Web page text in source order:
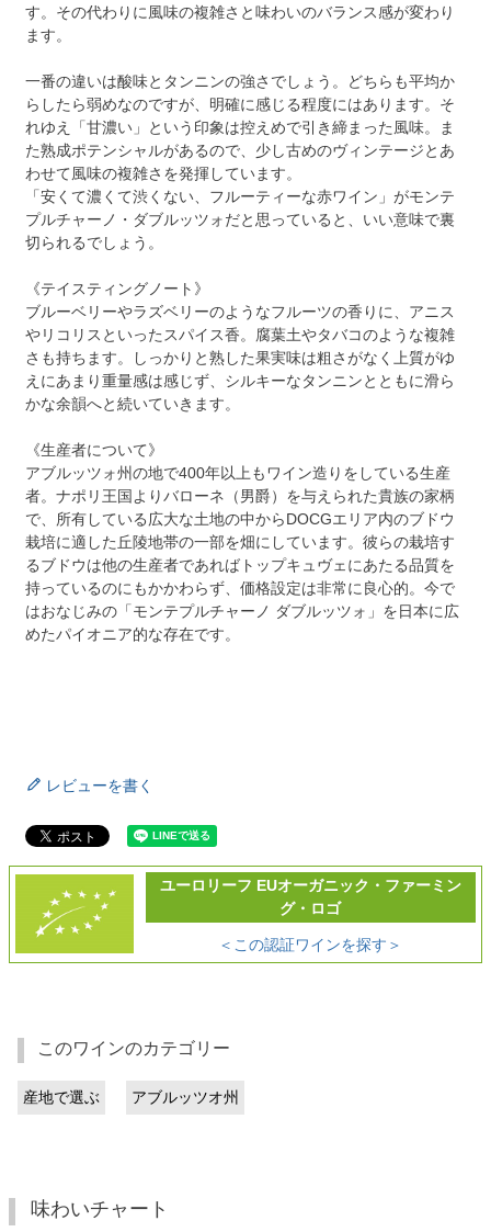
す。その代わりに風味の複雑さと味わいのバランス感が変わり
ます。
一番の違いは酸味とタンニンの強さでしょう。どちらも平均か
らしたら弱めなのですが、明確に感じる程度にはあります。そ
れゆえ「甘濃い」という印象は控えめで引き締まった風味。ま
た熟成ポテンシャルがあるので、少し古めのヴィンテージとあ
わせて風味の複雑さを発揮しています。
「安くて濃くて渋くない、フルーティーな赤ワイン」がモンテ
プルチャーノ・ダブルッツォだと思っていると、いい意味で裏
切られるでしょう。
《テイスティングノート》
ブルーベリーやラズベリーのようなフルーツの香りに、アニス
やリコリスといったスパイス香。腐葉土やタバコのような複雑
さも持ちます。しっかりと熟した果実味は粗さがなく上質がゆ
えにあまり重量感は感じず、シルキーなタンニンとともに滑ら
かな余韻へと続いていきます。
《生産者について》
アブルッツォ州の地で400年以上もワイン造りをしている生産
者。ナポリ王国よりバローネ（男爵）を与えられた貴族の家柄
で、所有している広大な土地の中からDOCGエリア内のブドウ
栽培に適した丘陵地帯の一部を畑にしています。彼らの栽培す
るブドウは他の生産者であればトップキュヴェにあたる品質を
持っているのにもかかわらず、価格設定は非常に良心的。今で
はおなじみの「モンテプルチャーノ ダブルッツォ」を日本に広
めたパイオニア的な存在です。
レビューを書く
ユーロリーフ EUオーガニック・ファーミン
グ・ロゴ
＜この認証ワインを探す＞
このワインのカテゴリー
産地で選ぶ アブルッツオ州
味わいチャート